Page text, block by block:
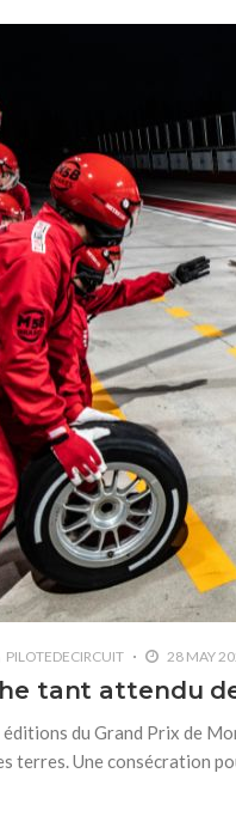
PILOTEDECIRCUIT 28 MAY
tant attendu
du Grand Prix de
terres. Une consécration